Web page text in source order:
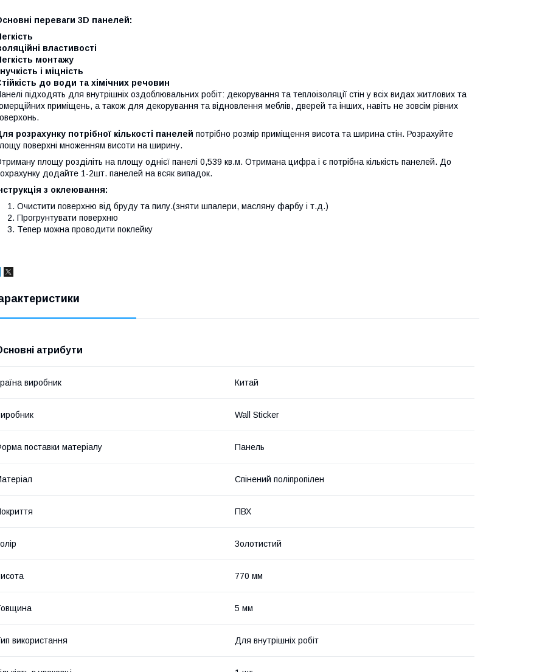
переваги 3D панелей:
властивості
монтажу
і міцність
до води та хімічних речовин
підходять для внутрішніх оздоблювальних робіт: декорування та теплоізоляції стін у всіх видах житлових та
приміщень, а також для декорування та відновлення меблів, дверей та інших, навіть не зовсім рівних
розрахунку потрібної кількості панелей потрібно розмір приміщення висота та ширина стін. Розрахуйте
поверхні множенням висоти на ширину.
площу розділіть на площу однієї панелі 0,539 кв.м. Отримана цифра і є потрібна кількість панелей. До
додайте 1-2шт. панелей на всяк випадок.
з оклеювання:
Очистити поверхню від бруду та пилу.(зняти шпалери, масляну фарбу і т.д.)
Прогрунтувати поверхню
Тепер можна проводити поклейку
атрибути
виробник Китай
Wall Sticker
поставки матеріалу Панель
Спінений поліпропілен
ПВХ
Золотистий
770 мм
5 мм
використання Для внутрішніх робіт